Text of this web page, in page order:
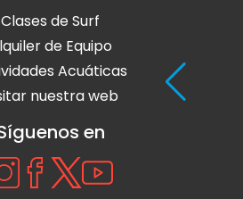
Clases de Surf
de Equipo
Acuáticas
nuestra web
en